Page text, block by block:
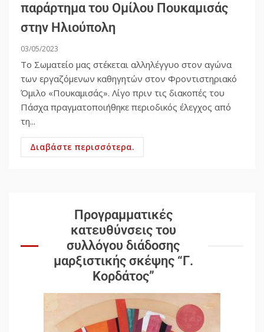
παράρτημα του Ομίλου Πουκαμισάς
στην Ηλιούπολη
03/05/2023
Το Σωματείο μας στέκεται αλληλέγγυο στον αγώνα
των εργαζόμενων καθηγητών στον Φροντιστηριακό
Όμιλο «Πουκαμισάς». Λίγο πριν τις διακοπές του
Πάσχα πραγματοποιήθηκε περιοδικός έλεγχος από
τη...
Διαβάστε περισσότερα.
Προγραμματικές
κατευθύνσεις του
συλλόγου διάδοσης
μαρξιστικής σκέψης “Γ.
Κορδάτος”